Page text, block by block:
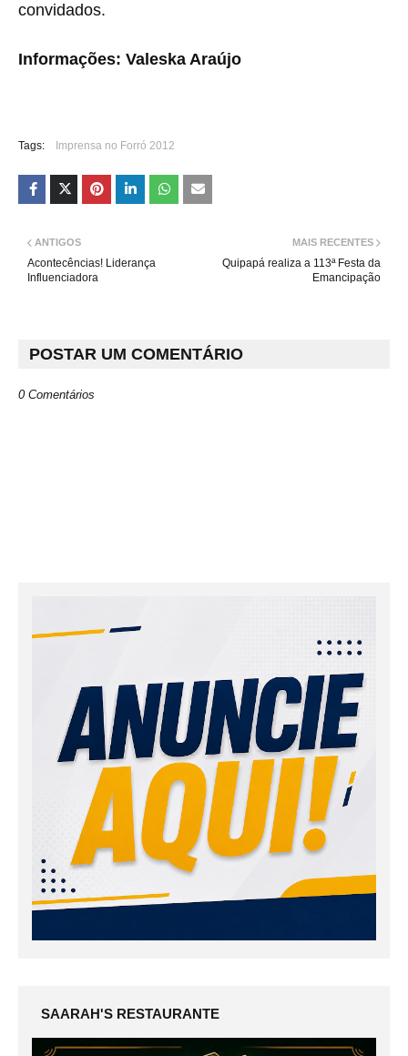
convidados.
Informações: Valeska Araújo
Tags: Imprensa no Forró 2012
MAIS RECENTES
Quipapá realiza a 113ª Festa da
Emancipação
ANTIGOS
Acontecências! Liderança
Influenciadora
POSTAR UM COMENTÁRIO
0 Comentários
SAARAH'S RESTAURANTE